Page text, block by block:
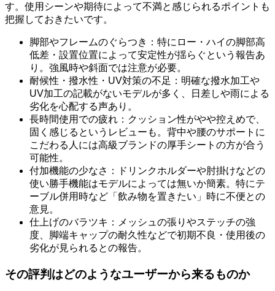
す。使用シーンや期待によって不満と感じられるポイントも
把握しておきたいです。
脚部やフレームのぐらつき：特にロー・ハイの脚部高
低差・設置位置によって安定性が揺らぐという報告あ
り。強風時や斜面では注意が必要。
耐候性・撥水性・UV対策の不足：明確な撥水加工や
UV加工の記載がないモデルが多く、日差しや雨による
劣化を心配する声あり。
長時間使用での疲れ：クッション性がやや控えめで、
固く感じるというレビューも。背中や腰のサポートに
こだわる人には高級ブランドの厚手シートの方が合う
可能性。
付加機能の少なさ：ドリンクホルダーや肘掛けなどの
使い勝手機能はモデルによっては無いか簡素。特にテ
ーブル併用時など「飲み物を置きたい」時に不便との
意見。
仕上げのバラツキ：メッシュの張りやステッチの強
度、脚端キャップの耐久性などで初期不良・使用後の
劣化が見られるとの報告。
その評判はどのようなユーザーから来るものか